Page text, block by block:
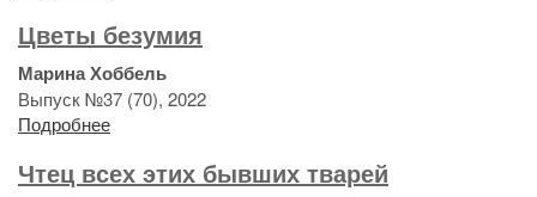
Цветы безумия
Марина Хоббель
Выпуск №37 (70), 2022
Подробнее
Чтец всех этих бывших тварей